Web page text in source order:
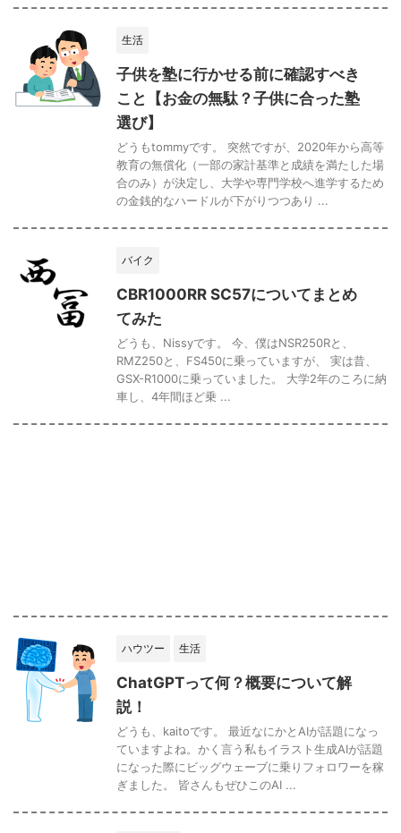
生活
子供を塾に行かせる前に確認すべき
こと【お金の無駄？子供に合った塾
選び】
どうもtommyです。 突然ですが、2020年から高等
教育の無償化（一部の家計基準と成績を満たした場
合のみ）が決定し、大学や専門学校へ進学するため
の金銭的なハードルが下がりつつあり ...
バイク
CBR1000RR SC57についてまとめ
てみた
どうも、Nissyです。 今、僕はNSR250Rと、
RMZ250と、FS450に乗っていますが、 実は昔、
GSX-R1000に乗っていました。 大学2年のころに納
車し、4年間ほど乗 ...
ハウツー 生活
ChatGPTって何？概要について解
説！
どうも、kaitoです。 最近なにかとAIが話題になっ
ていますよね。かく言う私もイラスト生成AIが話題
になった際にビッグウェーブに乗りフォロワーを稼
ぎました。 皆さんもぜひこのAI ...